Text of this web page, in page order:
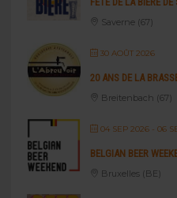
Saverne (67)
30 AOÛT 2026
20 ANS DE LA
Breitenbach (67)
04 SEP 2026- 06
BELGIAN BEER
Bruxelles (BE)